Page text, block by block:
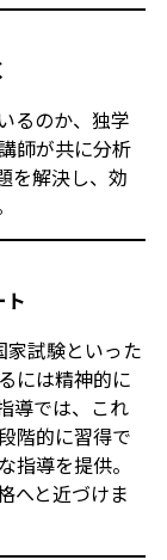
るのか、独学
師が共に分析
を解決し、効
家試験といった
には精神的に
導では、これ
階的に習得で
指導を提供。
へと近づけま